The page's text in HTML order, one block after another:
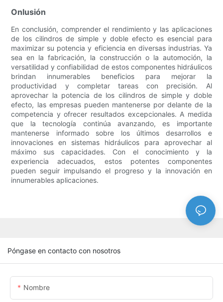
Onlusión
En conclusión, comprender el rendimiento y las aplicaciones
de los cilindros de simple y doble efecto es esencial para
maximizar su potencia y eficiencia en diversas industrias. Ya
sea en la fabricación, la construcción o la automoción, la
versatilidad y confiabilidad de estos componentes hidráulicos
brindan innumerables beneficios para mejorar la
productividad y completar tareas con precisión. Al
aprovechar la potencia de los cilindros de simple y doble
efecto, las empresas pueden mantenerse por delante de la
competencia y ofrecer resultados excepcionales. A medida
que la tecnología continúa avanzando, es importante
mantenerse informado sobre los últimos desarrollos e
innovaciones en sistemas hidráulicos para aprovechar al
máximo sus capacidades. Con el conocimiento y la
experiencia adecuados, estos potentes componentes
pueden seguir impulsando el progreso y la innovación en
innumerables aplicaciones.
Póngase en contacto con nosotros
Nombre